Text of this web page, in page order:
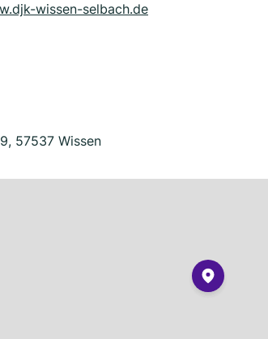
wissen-selbach.de
57537 Wissen